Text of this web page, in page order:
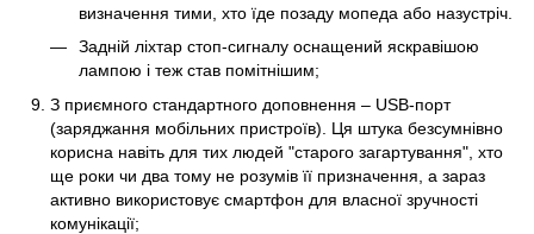
визначення тими, хто їде позаду мопеда або назустріч.
Задній ліхтар стоп-сигналу оснащений яскравішою
лампою і теж став помітнішим;
З приємного стандартного доповнення – USB-порт
(заряджання мобільних пристроїв). Ця штука безсумнівно
корисна навіть для тих людей "старого загартування", хто
ще роки чи два тому не розумів її призначення, а зараз
активно використовує смартфон для власної зручності
комунікації;